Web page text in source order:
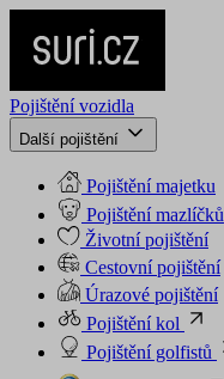
Pojištění vozidla
Další pojištění
Pojištění majetku
Pojištění mazlíčků
Životní pojištění
Cestovní pojištění
Úrazové pojištění
Pojištění kol
Pojištění golfistů